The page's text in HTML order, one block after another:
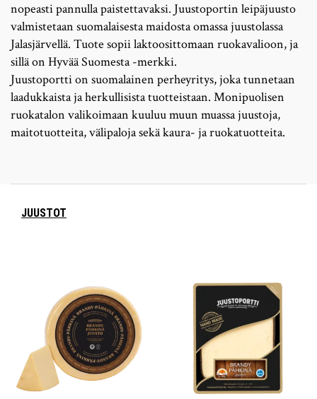
nopeasti pannulla paistettavaksi. Juustoportin leipäjuusto
valmistetaan suomalaisesta maidosta omassa juustolassa
Jalasjärvellä. Tuote sopii laktoosittomaan ruokavalioon, ja
sillä on Hyvää Suomesta -merkki.
Juustoportti on suomalainen perheyritys, joka tunnetaan
laadukkaista ja herkullisista tuotteistaan. Monipuolisen
ruokatalon valikoimaan kuuluu muun muassa juustoja,
maitotuotteita, välipaloja sekä kaura- ja ruokatuotteita.
JUUSTOT